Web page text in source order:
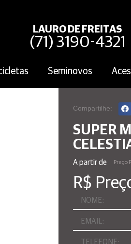
LAURO DE FREITAS
(71) 3190-4321
Seminovos
Compartilhe:
SUPER
A partir de Preço
R$